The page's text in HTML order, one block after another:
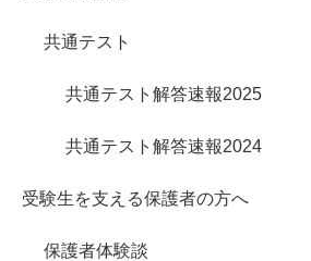
共通テスト
共通テスト解答速報2025
共通テスト解答速報2024
受験生を支える保護者の方へ
保護者体験談